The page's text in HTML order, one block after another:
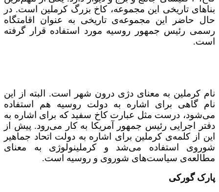
بناهای تاریخی این مجموعه، کاخ بزرگ کرملین است. در
حال حاضر این مجموعه‌ی تاریخی به عنوان اقامتگاه
رسمی رئیس جمهور روسیه مورد استفاده قرار گرفته
است.
نام کرملین به معنای دژی درون شهر است. البته از این
نام گاهی برای اشاره به دولت روسیه هم استفاده
می‌شود، درست مثل عبارت کاخ سفید که برای اشاره به
دفتر اجرایی رئیس جمهور آمریکا به کار می‌رود. پیش از
این از کلمه‌ی کرملین برای اشاره به دولت اتحاد جماهیر
شوروی استفاده می‌شد و کرملینولوژی به معنای
مطالعه‌ی سیاست‌های شوروی و روسیه است.
پارک گورکی